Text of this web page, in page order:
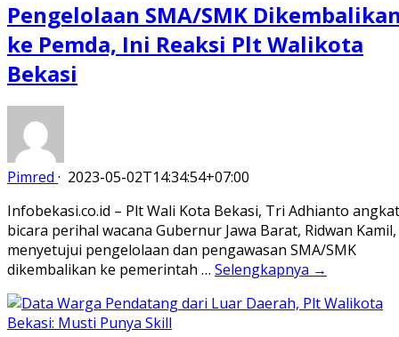
Pengelolaan SMA/SMK
ke Pemda, Ini Reaksi Plt Walikota
Bekasi
Pimred · 2023-05-02T14:34:54+07:00
Infobekasi.co.id – Plt Wali Kota Bekasi, Tri Adhianto angkat
bicara perihal wacana Gubernur Jawa Barat, Ridwan Kamil,
menyetujui pengelolaan dan pengawasan SMA/SMK
dikembalikan ke pemerintah … Selengkapnya →